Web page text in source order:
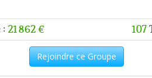
: 21 862 € 107
Rejoindre ce Groupe